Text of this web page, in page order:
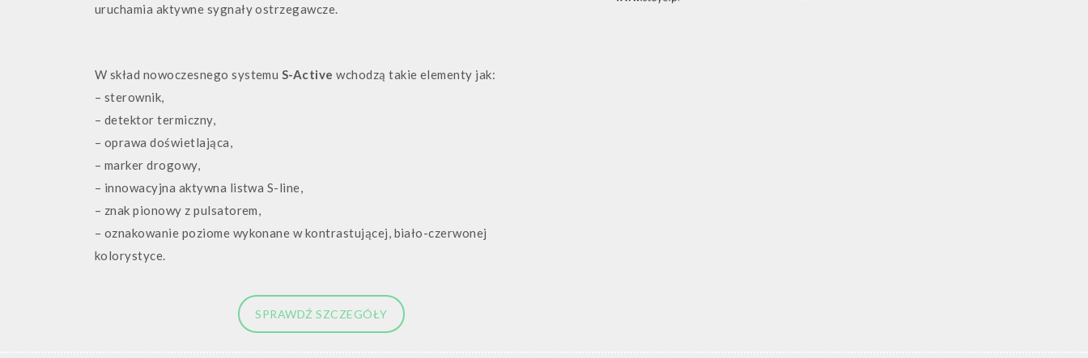
uruchamia aktywne sygnały ostrzegawcze.
W skład nowoczesnego systemu S-Active wchodzą takie elementy jak:
– sterownik,
– detektor termiczny,
– oprawa doświetlająca,
– marker drogowy,
– innowacyjna aktywna listwa S-line,
– znak pionowy z pulsatorem,
– oznakowanie poziome wykonane w kontrastującej, biało-czerwonej
kolorystyce.
SPRAWDŹ SZCZEGÓŁY